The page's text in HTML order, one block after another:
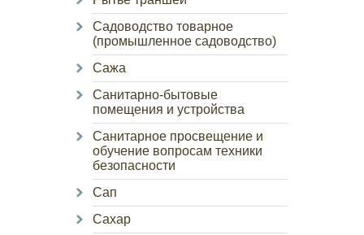
Садоводство товарное
(промышленное садоводство)
Сажа
Санитарно-бытовые
помещения и устройства
Санитарное просвещение и
обучение вопросам техники
безопасности
Сап
Сахар